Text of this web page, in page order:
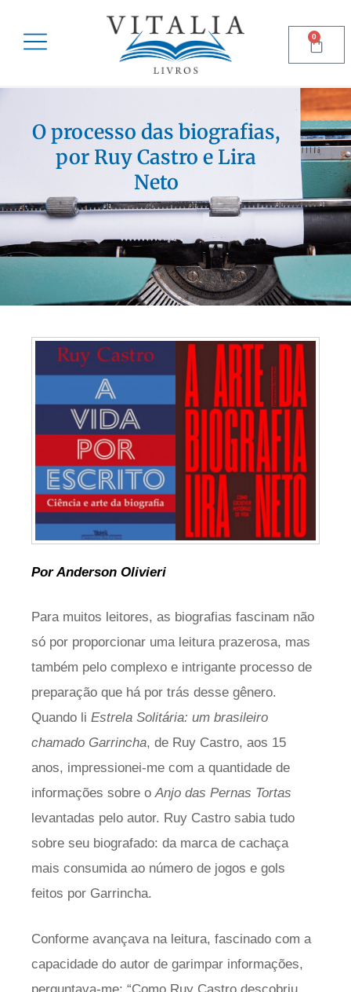
0
O processo das biografias,
por Ruy Castro e Lira
Neto
Por Anderson Olivieri
Para muitos leitores, as biografias fascinam não
só por proporcionar uma leitura prazerosa, mas
também pelo complexo e intrigante processo de
preparação que há por trás desse gênero.
Quando li Estrela Solitária: um brasileiro
chamado Garrincha, de Ruy Castro, aos 15
anos, impressionei-me com a quantidade de
informações sobre oAnjo das Pernas Tortas
levantadas pelo autor. Ruy Castro sabia tudo
sobre seu biografado: da marca de cachaça
mais consumida ao número de jogos e gols
feitos por Garrincha.
Conforme avançava na leitura, fascinado com a
capacidade do autor de garimpar informações,